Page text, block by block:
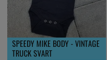
SPEEDY MIKE BODY - VINTAGE
TRUCK SVART